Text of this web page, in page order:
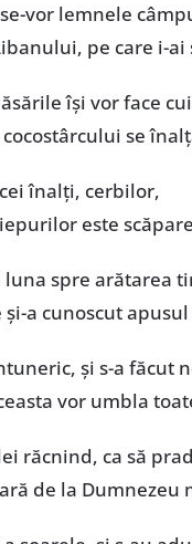
vor lemnele
pe care i-ai
își vor face
se
înalți, cerbilor,
este
luna spre arătarea
și-a cunoscut apusul
și s-a făcut
vor umbla
răcnind, ca să
de la Dumnezeu